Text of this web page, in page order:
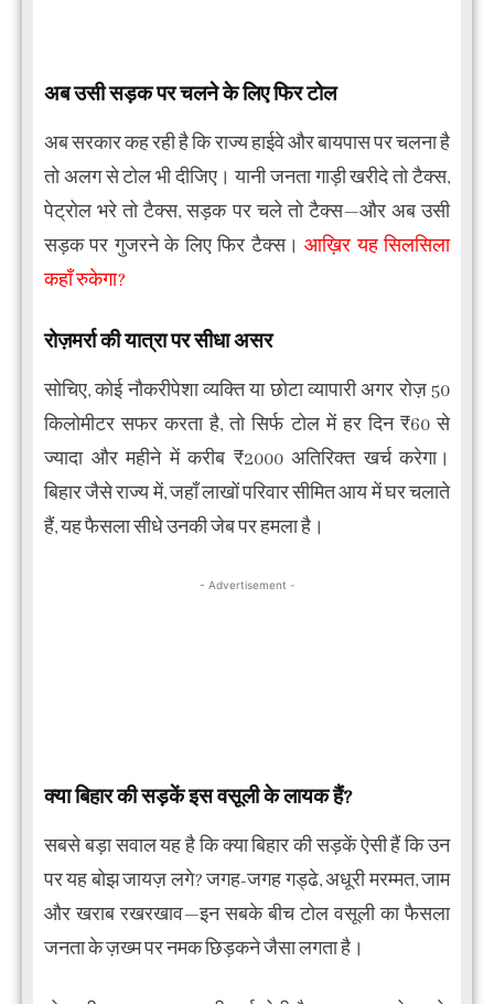
अब उसी सड़क पर चलने के लिए फिर टोल
अब सरकार कह रही है कि राज्य हाईवे और बायपास पर चलना है
तो अलग से टोल भी दीजिए। यानी जनता गाड़ी खरीदे तो टैक्स,
पेट्रोल भरे तो टैक्स, सड़क पर चले तो टैक्स—और अब उसी
सड़क पर गुजरने के लिए फिर टैक्स।आख़िर यह सिलसिला
कहाँ रुकेगा?
रोज़मर्रा की यात्रा पर सीधा असर
सोचिए, कोई नौकरीपेशा व्यक्ति या छोटा व्यापारी अगर रोज़ 50
किलोमीटर सफर करता है, तो सिर्फ टोल में हर दिन ₹60 से
ज्यादा और महीने में करीब ₹2000 अतिरिक्त खर्च करेगा।
बिहार जैसे राज्य में, जहाँ लाखों परिवार सीमित आय में घर चलाते
हैं, यह फैसला सीधे उनकी जेब पर हमला है।
- Advertisement -
क्या बिहार की सड़कें इस वसूली के लायक हैं?
सबसे बड़ा सवाल यह है कि क्या बिहार की सड़कें ऐसी हैं कि उन
पर यह बोझ जायज़ लगे? जगह-जगह गड्ढे, अधूरी मरम्मत, जाम
और खराब रखरखाव—इन सबके बीच टोल वसूली का फैसला
जनता के ज़ख्म पर नमक छिड़कने जैसा लगता है।